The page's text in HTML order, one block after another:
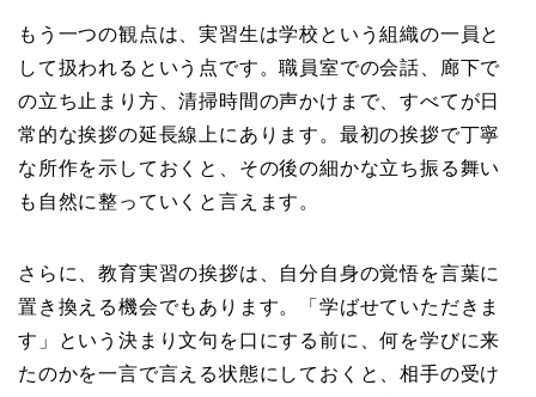
もう一つの観点は、実習生は学校という組織の一員と
して扱われるという点です。職員室での会話、廊下で
の立ち止まり方、清掃時間の声かけまで、すべてが日
常的な挨拶の延長線上にあります。最初の挨拶で丁寧
な所作を示しておくと、その後の細かな立ち振る舞い
も自然に整っていくと言えます。
さらに、教育実習の挨拶は、自分自身の覚悟を言葉に
置き換える機会でもあります。「学ばせていただきま
す」という決まり文句を口にする前に、何を学びに来
たのかを一言で言える状態にしておくと、相手の受け